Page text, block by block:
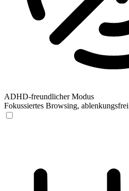
ADHD-freundlicher Modus
Fokussiertes Browsing, ablenkungsfrei